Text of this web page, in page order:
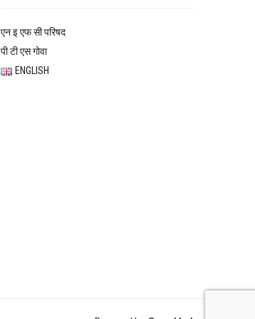
एन इ एफ सी परिषद
पी टी एस गोवा
ENGLISH